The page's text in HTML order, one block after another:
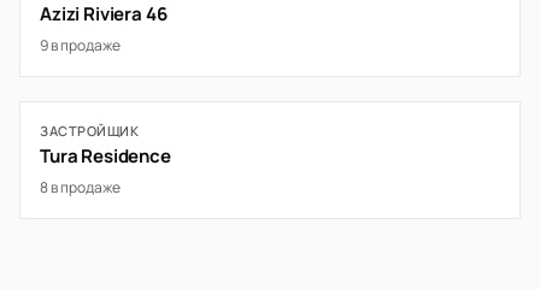
Azizi Riviera 46
9 в продаже
ЗАСТРОЙЩИК
Tura Residence
8 в продаже